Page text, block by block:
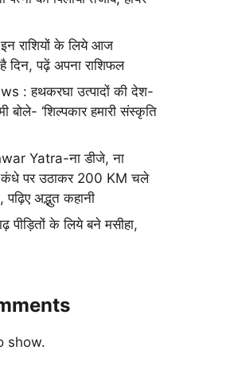
राशियों के लिये आज
दिन, पढ़ें अपना राशिफल
: हथकरघा उत्पादों की देश-
बोले- ‘शिल्पकार हमारी संस्कृति
Yatra-ना डीजे, ना
कंधे पर उठाकर 200 KM चले
पढ़िए अद्भुत कहानी
पीड़ितों के लिये बने मसीहा,
show.